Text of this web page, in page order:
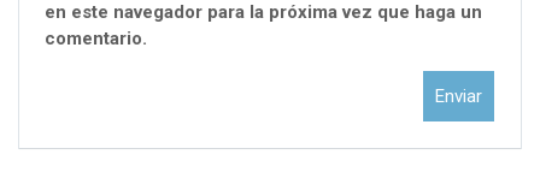
en este navegador para la próxima vez que haga un
comentario.